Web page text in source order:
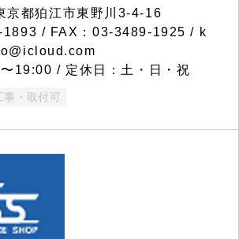
都狛江市東野川3-4-16
/ FAX：03-3489-1925 / k
19:00 / 定休日：土・日・祝
事・取付可